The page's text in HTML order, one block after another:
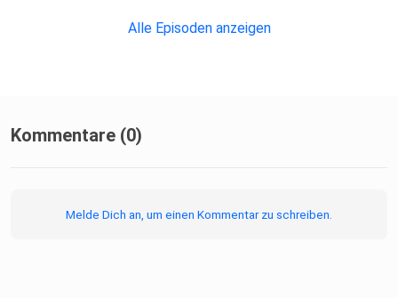
Alle Episoden anzeigen
Kommentare (0)
Melde Dich an, um einen Kommentar zu schreiben.